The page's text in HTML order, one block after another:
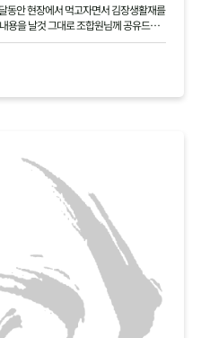
동안 현장에서 먹고자면서 김장생활재를
용을 날것 그대로 조합원님께 공유드립